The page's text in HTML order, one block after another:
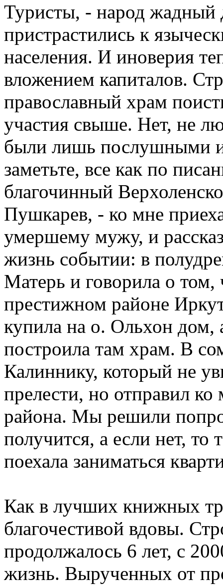
Туристы, - народ жадный
пристрастились к
населения. И иноверия
вложением капиталов.
православный храм
участия свыше. Нет, не
были лишь послушными
заметьте, все как по
благочинный
Пушкарев, - ко мне
умершему мужу, и
жизнь событии: в
Матерь и говорила о том,
престижном районе
купила на о. Ольхон дом,
построила там храм. В
Калиннику, который не
прелести, но отправил
района. Мы решили
получится, а если нет, то
поехала заниматься
Как в лучших книжных
благочестивой вдовы.
продолжалось 6 лет, с
жизнь. Вырученных от